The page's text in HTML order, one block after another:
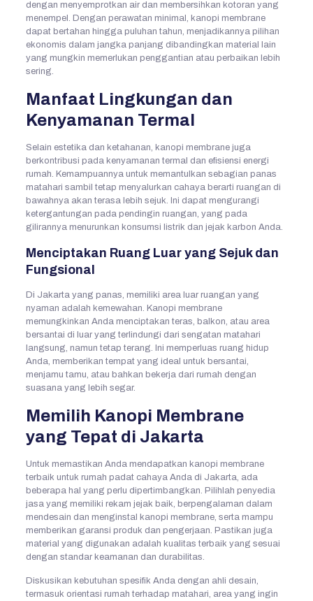
dengan menyemprotkan air dan membersihkan kotoran yang
menempel. Dengan perawatan minimal, kanopi membrane
dapat bertahan hingga puluhan tahun, menjadikannya pilihan
ekonomis dalam jangka panjang dibandingkan material lain
yang mungkin memerlukan penggantian atau perbaikan lebih
sering.
Manfaat Lingkungan dan
Kenyamanan Termal
Selain estetika dan ketahanan, kanopi membrane juga
berkontribusi pada kenyamanan termal dan efisiensi energi
rumah. Kemampuannya untuk memantulkan sebagian panas
matahari sambil tetap menyalurkan cahaya berarti ruangan di
bawahnya akan terasa lebih sejuk. Ini dapat mengurangi
ketergantungan pada pendingin ruangan, yang pada
gilirannya menurunkan konsumsi listrik dan jejak karbon Anda.
Menciptakan Ruang Luar yang Sejuk dan
Fungsional
Di Jakarta yang panas, memiliki area luar ruangan yang
nyaman adalah kemewahan. Kanopi membrane
memungkinkan Anda menciptakan teras, balkon, atau area
bersantai di luar yang terlindungi dari sengatan matahari
langsung, namun tetap terang. Ini memperluas ruang hidup
Anda, memberikan tempat yang ideal untuk bersantai,
menjamu tamu, atau bahkan bekerja dari rumah dengan
suasana yang lebih segar.
Memilih Kanopi Membrane
yang Tepat di Jakarta
Untuk memastikan Anda mendapatkan kanopi membrane
terbaik untuk rumah padat cahaya Anda di Jakarta, ada
beberapa hal yang perlu dipertimbangkan. Pilihlah penyedia
jasa yang memiliki rekam jejak baik, berpengalaman dalam
mendesain dan menginstal kanopi membrane, serta mampu
memberikan garansi produk dan pengerjaan. Pastikan juga
material yang digunakan adalah kualitas terbaik yang sesuai
dengan standar keamanan dan durabilitas.
Diskusikan kebutuhan spesifik Anda dengan ahli desain,
termasuk orientasi rumah terhadap matahari, area yang ingin